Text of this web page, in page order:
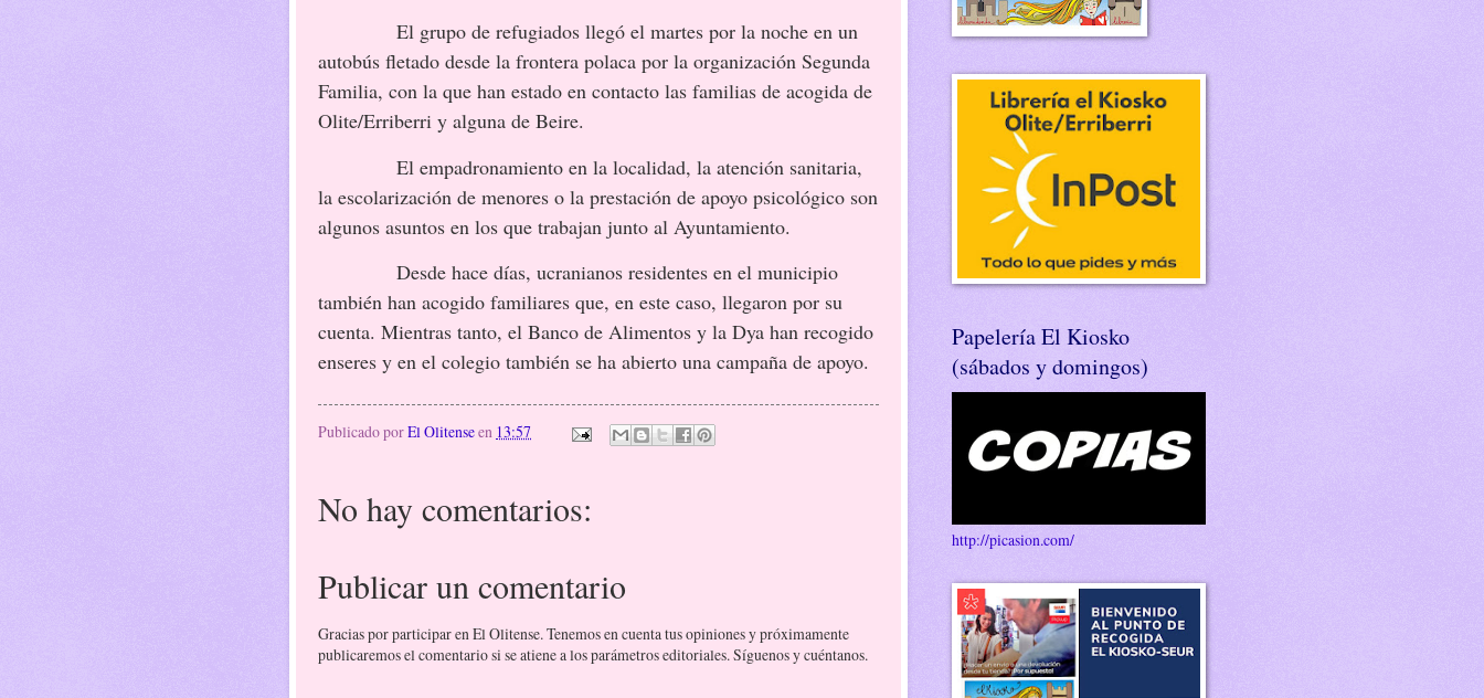
El grupo de refugiados llegó el martes por la noche en un
autobús fletado desde la frontera polaca por la organización Segunda
Familia, con la que han estado en contacto las familias de acogida de
Olite/Erriberri y alguna de Beire.
El empadronamiento en la localidad, la atención sanitaria,
la escolarización de menores o la prestación de apoyo psicológico son
algunos asuntos en los que trabajan junto al Ayuntamiento.
Desde hace días, ucranianos residentes en el municipio
también han acogido familiares que, en este caso, llegaron por su
cuenta. Mientras tanto, el Banco de Alimentos y la Dya han recogido
enseres y en el colegio también se ha abierto una campaña de apoyo.
Publicado porEl Olitenseen 13:57
No hay comentarios:
Publicar un comentario
Gracias por participar en El Olitense. Tenemos en cuenta tus opiniones y próximamente
publicaremos el comentario si se atiene a los parámetros editoriales. Síguenos y cuéntanos.
Papelería El Kiosko
(sábados y domingos)
http://picasion.com/